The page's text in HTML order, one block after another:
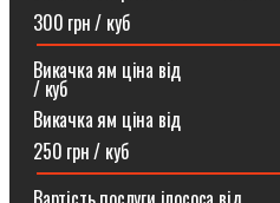
300 грн / куб
Викачка ям ціна від
/ куб
Викачка ям ціна від
250 грн / куб